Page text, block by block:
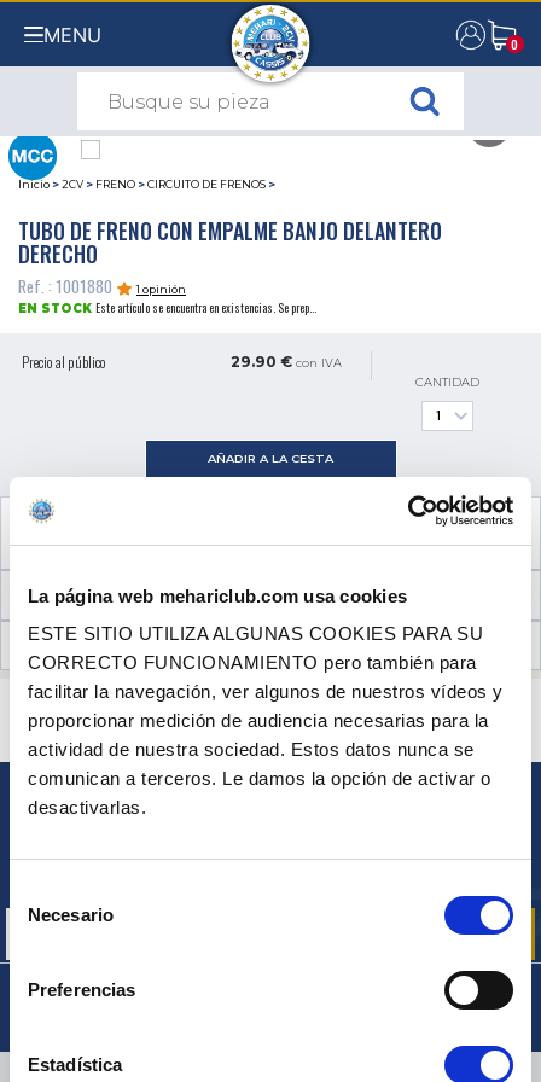
La página web mehariclub.com usa cookies
ESTE SITIO UTILIZA ALGUNAS COOKIES PARA SU
CORRECTO FUNCIONAMIENTO pero también para
facilitar la navegación, ver algunos de nuestros vídeos y
proporcionar medición de audiencia necesarias para la
actividad de nuestra sociedad. Estos datos nunca se
comunican a terceros. Le damos la opción de activar o
desactivarlas.
Necesario
Preferencias
Estadística
MENU 0
0
Inicio >2CV > FRENO >CIRCUITO DE FRENOS >
TUBO DE FRENO CON EMPALME BANJO DELANTERO
DERECHO
Ref. : 1001880
1 opinión
EN STOCK Este artículo se encuentra en existencias. Se prep...
Precio al público 29.90 € con IVA
CANTIDAD
AÑADIR A LA CESTA
VER EL PRODUCTO COMPLEMENTARIO
NECESARIO PARA EL MONTAJE
INFORMACIÓN TÉCNICA
OPINIONES DE CLIENTES (1)
¿ALGUNA PREGUNTA? ¿NECESITA AYUDA?
Inscríbase para recibir gratuitamente